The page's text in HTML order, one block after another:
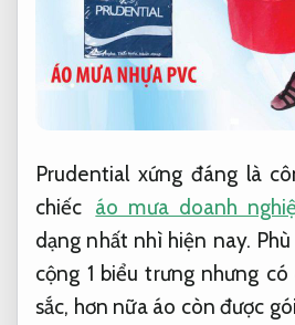
Prudential xứng đáng là
chiếc áo mưa doanh
dạng nhất nhì hiện nay.
cộng 1 biểu trưng nhưng
sắc, hơn nữa áo còn được